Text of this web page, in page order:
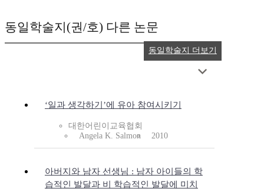
동일학술지(권/호) 다른 논문
‘일과 생각하기’에 유아 참여시키기
대한어린이교육협회
Angela K. Salmon
2010
아버지와 남자 선생님 : 남자 아이들의 학
습적인 발달과 비 학습적인 발달에 미치
동일학술지 더보기